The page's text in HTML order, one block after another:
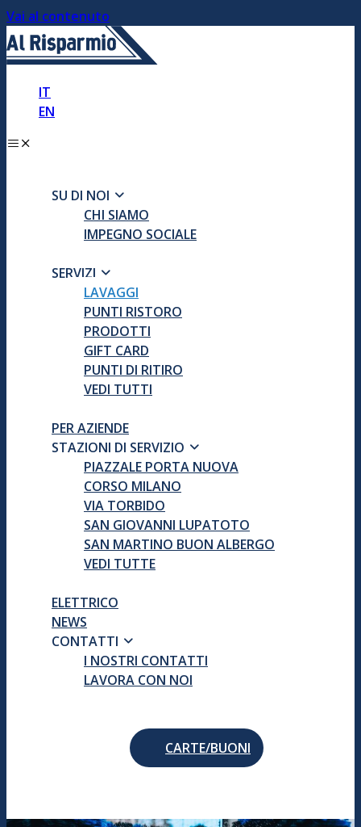
Vai al contenuto
IT
EN
SU DI NOI
CHI SIAMO
IMPEGNO SOCIALE
SERVIZI
LAVAGGI
PUNTI RISTORO
PRODOTTI
GIFT CARD
PUNTI DI RITIRO
VEDI TUTTI
PER AZIENDE
STAZIONI DI SERVIZIO
PIAZZALE PORTA NUOVA
CORSO MILANO
VIA TORBIDO
SAN GIOVANNI LUPATOTO
SAN MARTINO BUON ALBERGO
VEDI TUTTE
ELETTRICO
NEWS
CONTATTI
I NOSTRI CONTATTI
LAVORA CON NOI
CARTE/BUONI